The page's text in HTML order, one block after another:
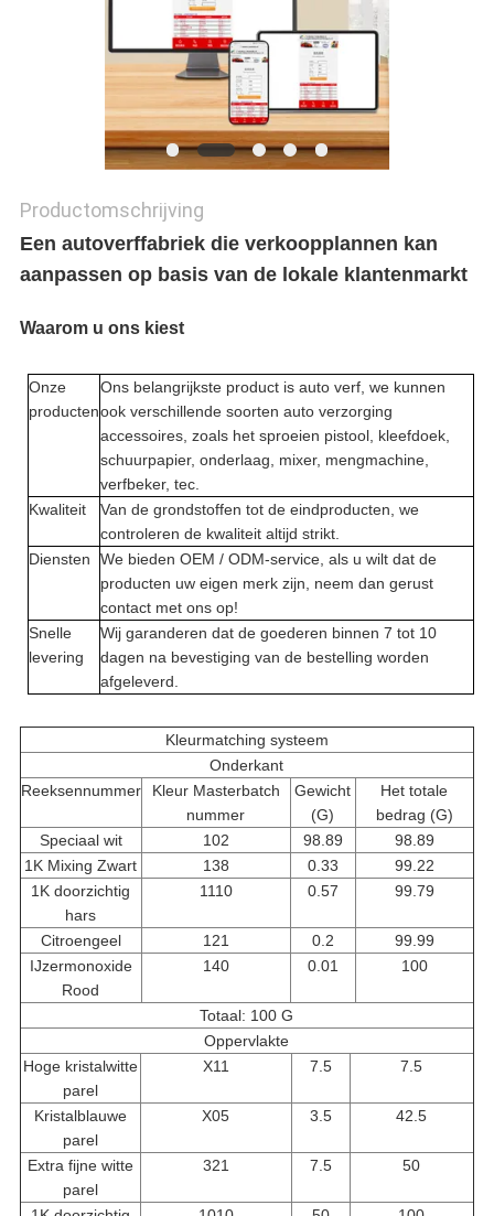
Productomschrijving
Een autoverffabriek die verkoopplannen kan
aanpassen op basis van de lokale klantenmarkt
Waarom u ons kiest
Onze
producten
Ons belangrijkste product is auto verf, we kunnen
ook verschillende soorten auto verzorging
accessoires, zoals het sproeien pistool, kleefdoek,
schuurpapier, onderlaag, mixer, mengmachine,
verfbeker, tec.
Kwaliteit
Van de grondstoffen tot de eindproducten, we
controleren de kwaliteit altijd strikt.
Diensten
We bieden OEM / ODM-service, als u wilt dat de
producten uw eigen merk zijn, neem dan gerust
contact met ons op!
Snelle
levering
Wij garanderen dat de goederen binnen 7 tot 10
dagen na bevestiging van de bestelling worden
afgeleverd.
Kleurmatching systeem
Onderkant
Reeksennummer
Kleur Masterbatch
nummer
Gewicht
(G)
Het totale
bedrag (G)
Speciaal wit
102 98.89
98.89
1K Mixing Zwart
138 0.33
99.22
1K doorzichtig
hars
1110 0.57 99.79
Citroengeel 121 0.2
99.99
IJzermonoxide
Rood
140 0.01 100
Totaal: 100 G
Oppervlakte
Hoge kristalwitte
parel
X11 7.5 7.5
Kristalblauwe
parel
X05 3.5 42.5
Extra fijne witte
parel
321 7.5 50